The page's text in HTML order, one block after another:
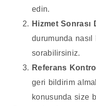
edin.
Hizmet Sonrası
durumunda nasıl
sorabilirsiniz.
Referans
geri bildirim
konusunda size